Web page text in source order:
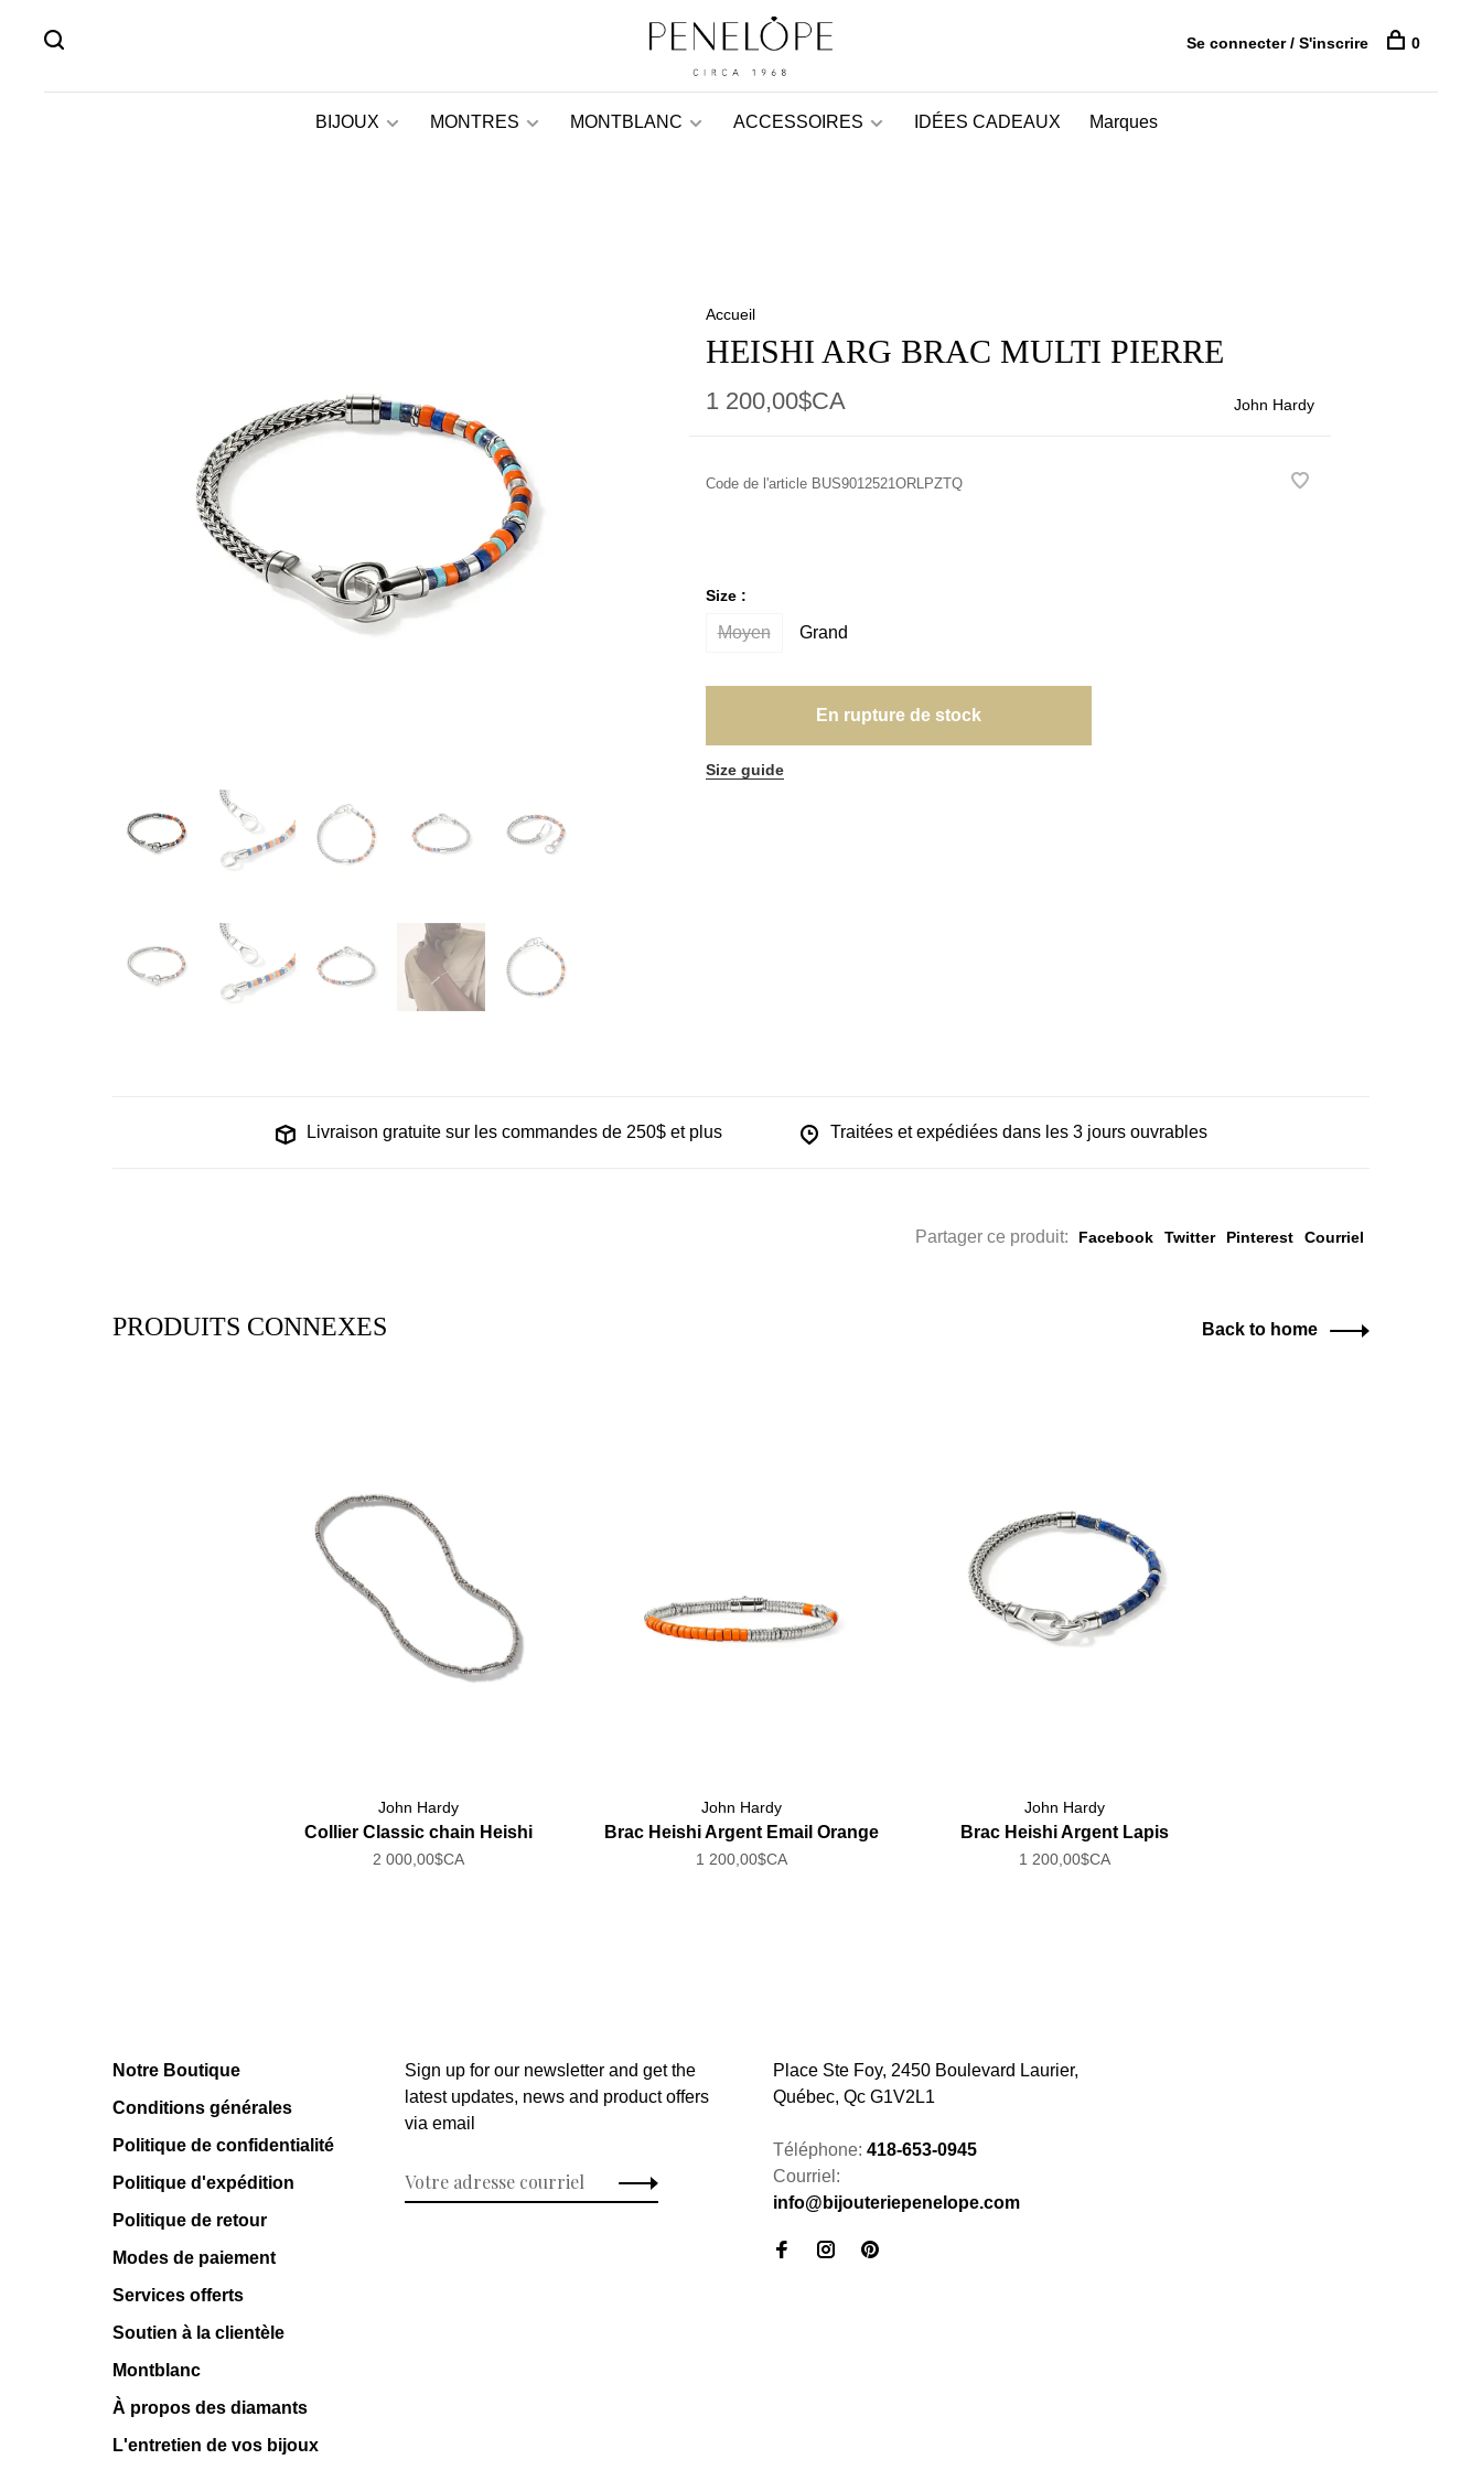
BIJOUX MONTRES MONTBLANC ACCESSOIRES IDÉES CADEAUX Marques
Se connecter / S'inscrire 0
Accueil
HEISHI ARG BRAC MULTI PIERRE
1 200,00$CA John Hardy
Code de l'articleBUS9012521ORLPZTQ
Size :
Moyen Grand
En rupture de stock
Size guide
Livraison gratuite sur les commandes de 250$ et plus Traitées et expédiées dans les 3 jours ouvrables
Partager ce produit: Facebook Twitter Pinterest Courriel
PRODUITS CONNEXES Back to home
John Hardy
Collier Classic chain Heishi
2 000,00$CA
John Hardy
Brac Heishi Argent Email Orange
1 200,00$CA
John Hardy
Brac Heishi Argent Lapis
1 200,00$CA
Notre Boutique
Conditions générales
Politique de confidentialité
Politique d'expédition
Politique de retour
Modes de paiement
Services offerts
Soutien à la clientèle
Montblanc
À propos des diamants
L'entretien de vos bijoux
Sign up for our newsletter and get the
latest updates, news and product offers
via email
Place Ste Foy, 2450 Boulevard Laurier,
Québec, Qc G1V2L1
Téléphone: 418-653-0945
Courriel:
info@bijouteriepenelope.com